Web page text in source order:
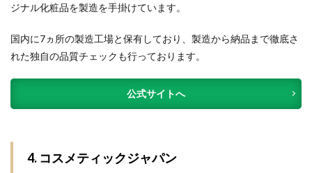
ジナル化粧品を製造を手掛けています。
国内に7ヵ所の製造工場と保有しており、製造から納品まで徹底さ
れた独自の品質チェックも行っております。
公式サイトへ
4. コスメティックジャパン